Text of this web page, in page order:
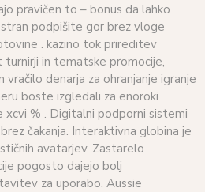
pravičen to – bonus da lahko
podpišite gor brez vloge
. kazino tok prireditev
in tematske promocije,
denarja za ohranjanje igranje
boste izgledali za enoroki
xcvi % . Digitalni podporni sistemi
čakanja. Interaktivna globina je
avatarjev. Zastarelo
pogosto dajejo bolj
za uporabo. Aussie